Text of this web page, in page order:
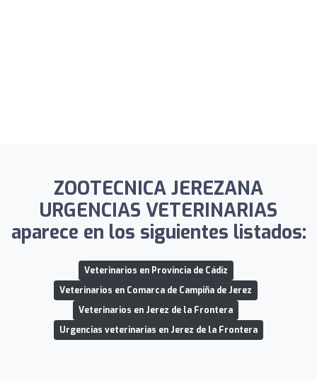
ZOOTECNICA JEREZANA
URGENCIAS VETERINARIAS
aparece en los siguientes listados:
Veterinarios en Provincia de Cádiz
Veterinarios en Comarca de Campiña de Jerez
Veterinarios en Jerez de la Frontera
Urgencias veterinarias en Jerez de la Frontera